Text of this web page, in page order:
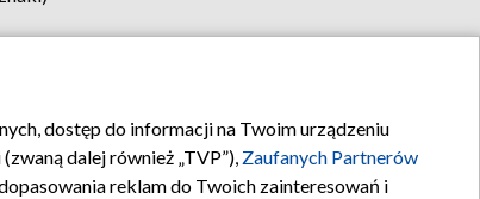
Kontakt
dostęp do informacji na Twoim urządzeniu
dalej również „TVP”), Zaufanych Partnerów
reklam do Twoich zainteresowań i